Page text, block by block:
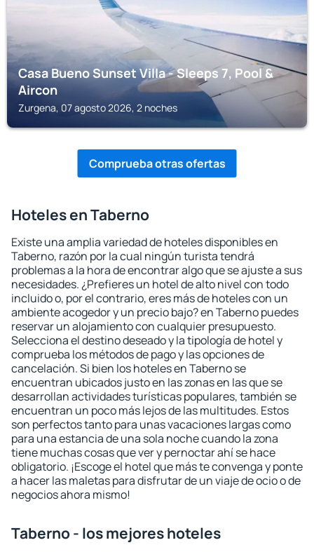
Casa Bueno Sunset Villa - Sleeps 7, Pool &
Aircon
Zurgena, 07 agosto 2026, 2 noches
Comprueba otras ofertas
Hoteles en Taberno
Existe una amplia variedad de hoteles disponibles en
Taberno, razón por la cual ningún turista tendrá
problemas a la hora de encontrar algo que se ajuste a sus
necesidades. ¿Prefieres un hotel de alto nivel con todo
incluido o, por el contrario, eres más de hoteles con un
ambiente acogedor y un precio bajo? en Taberno puedes
reservar un alojamiento con cualquier presupuesto.
Selecciona el destino deseado y la tipología de hotel y
comprueba los métodos de pago y las opciones de
cancelación. Si bien los hoteles en Taberno se
encuentran ubicados justo en las zonas en las que se
desarrollan actividades turísticas populares, también se
encuentran un poco más lejos de las multitudes. Estos
son perfectos tanto para unas vacaciones largas como
para una estancia de una sola noche cuando la zona
tiene muchas cosas que ver y pernoctar ahí se hace
obligatorio. ¡Escoge el hotel que más te convenga y ponte
a hacer las maletas para disfrutar de un viaje de ocio o de
negocios ahora mismo!
Taberno - los mejores hoteles